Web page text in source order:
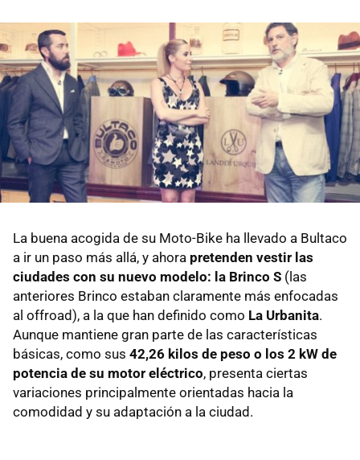
La buena acogida de su Moto-Bike ha llevado a Bultaco
a ir un paso más allá, y ahora pretenden vestir las
ciudades con su nuevo modelo: la Brinco S (las
anteriores Brinco estaban claramente más enfocadas
al offroad), a la que han definido como La Urbanita.
Aunque mantiene gran parte de las características
básicas, como sus 42,26 kilos de peso o los 2 kW de
potencia de su motor eléctrico, presenta ciertas
variaciones principalmente orientadas hacia la
comodidad y su adaptación a la ciudad.